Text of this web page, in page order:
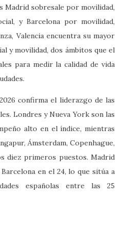
Madrid sobresale por movilidad,
y Barcelona por movilidad,
Valencia encuentra su mayor
y movilidad, dos ámbitos que el
para medir la calidad de vida
confirma el liderazgo de las
Londres y Nueva York son las
alto en el índice, mientras
Ámsterdam, Copenhague,
diez primeros puestos. Madrid
en el 24, lo que sitúa a
españolas entre las 25